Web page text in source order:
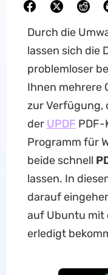
Durch die
lassen sich die
problemloser
Ihnen mehrere
zur Verfügung,
der UPDF PDF-
Programm für
beide schnell
lassen. In
darauf
auf Ubuntu mit
erledigt